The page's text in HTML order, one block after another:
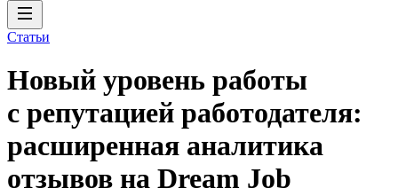
Статьи
Новый уровень работы
с репутацией работодателя:
расширенная аналитика
отзывов на Dream Job